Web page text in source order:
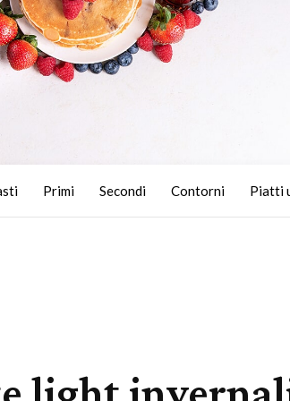
Primi Secondi Contorni Piatti